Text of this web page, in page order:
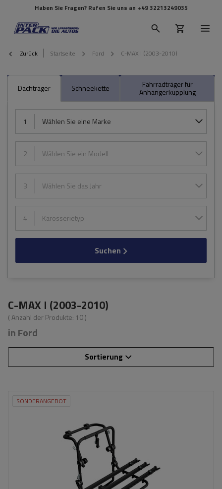
Haben Sie Fragen? Rufen Sie uns an +49 32213249035
Zurück Startseite Ford C-MAX I (2003-2010)
Dachträger Schneekette Fahrradträger für
Anhängerkupplung
1 Wählen Sie eine Marke
2 Wählen Sie ein Modell
3 Wählen Sie das Jahr
4 Karosserietyp
Suchen
C-MAX I (2003-2010)
( Anzahl der Produkte: 10)
in Ford
Sortierung
SONDERANGEBOT
universelles Montagesystem
kompatibel mit allen Karosseriearten